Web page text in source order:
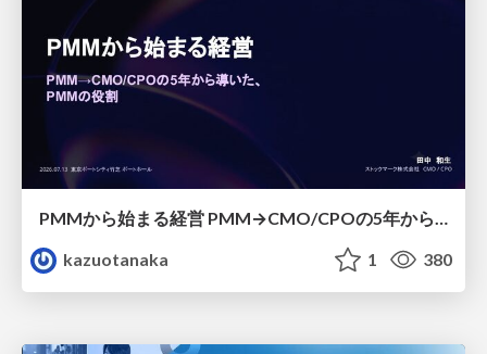
PMMから始まる経営 PMM→CMO/CPOの5年から導いた、 PMMの役割
kazuotanaka
1 380